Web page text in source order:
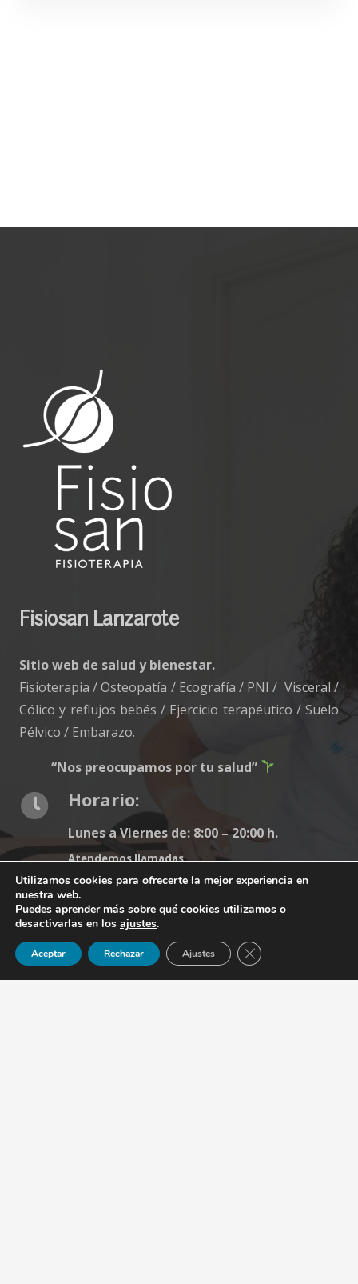
Fisiosan Lanzarote
Sitio web de salud y bienestar.
Fisioterapia / Osteopatía / Ecografía / PNI / Visceral /
Cólico y reflujos bebés / Ejercicio terapéutico / Suelo
Pélvico / Embarazo.
“Nos preocupamos por tu salud”
Horario:
Lunes a Viernes de: 8:00 – 20:00 h.
Atendemos llamadas.
Contacto
c/ Timbayba, nº 4, San Bartolomé –
Utilizamos cookies para ofrecerte la mejor experiencia en
nuestra web.
Puedes aprender más sobre qué cookies utilizamos o
desactivarlas en los ajustes.
Aceptar Rechazar Ajustes Cerrar el banner de